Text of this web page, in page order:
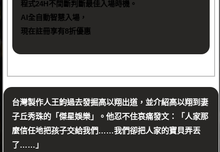
程式24H不間斷判斷最佳入場時機。
AI全自動智慧入場，
現在註冊享有8折優惠
台灣製作人王鈞過去發掘高以翔出道，並介紹高以翔到妻
子丘秀珠的「傑星娛樂」。他忍不住哀痛發文：「人家那
麼信任地把孩子交給我們……我們卻把人家的寶貝弄丟
了……」